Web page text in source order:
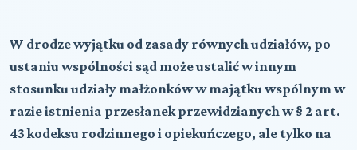
W drodze wyjątku od zasady równych udziałów, po
ustaniu wspólności sąd może ustalić w innym
stosunku udziały małżonków w majątku wspólnym w
razie istnienia przesłanek przewidzianych w § 2 art.
43 kodeksu rodzinnego i opiekuńczego, ale tylko na